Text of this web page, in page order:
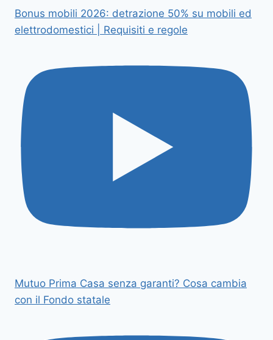
Bonus mobili 2026: detrazione 50% su mobili ed
elettrodomestici | Requisiti e regole
Mutuo Prima Casa senza garanti? Cosa cambia
con il Fondo statale